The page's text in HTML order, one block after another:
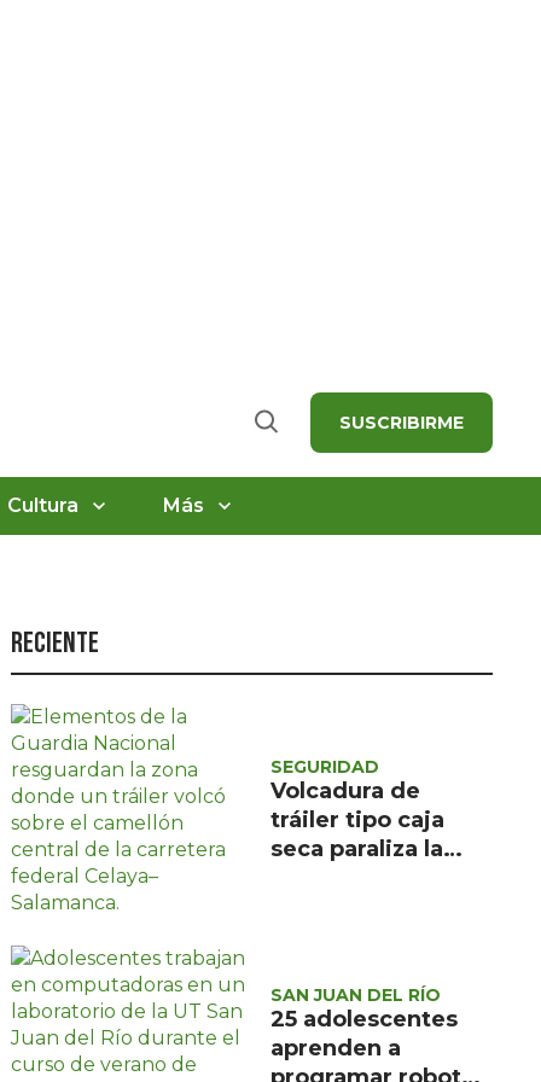
Buscar SUSCRIBIRME
Cultura Más
Política
Turismo
Asuntos Sociales
Estilo de vida
Opinión
Reciente
SEGURIDAD
Volcadura de
tráiler tipo caja
seca paraliza la
SAN JUAN DEL RÍO
25 adolescentes
aprenden a